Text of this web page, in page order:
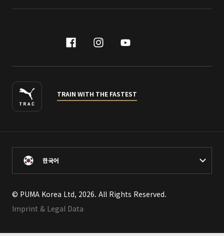
facebook
instagram
youtube
TRAIN WITH THE FASTEST
한국어
© PUMA Korea Ltd, 2026. All Rights Reserved.
Imprint & Legal Data